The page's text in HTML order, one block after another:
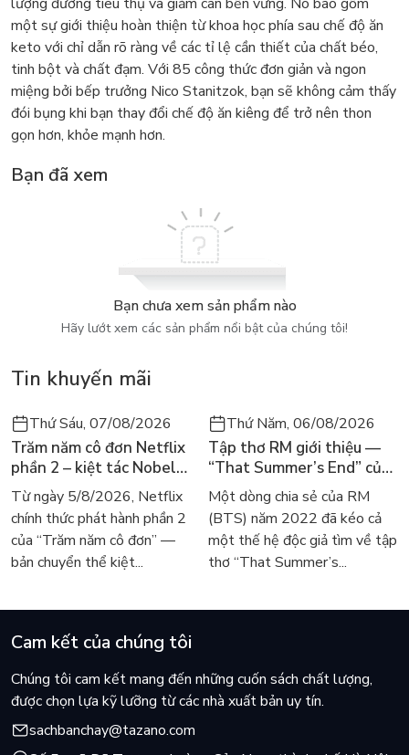
một sự giới thiệu hoàn thiện từ khoa học phía sau chế độ ăn
keto với chỉ dẫn rõ ràng về các tỉ lệ cần thiết của chất béo,
tinh bột và chất đạm. Với 85 công thức đơn giản và ngon
miệng bởi bếp trưởng Nico Stanitzok, bạn sẽ không cảm thấy
đói bụng khi bạn thay đổi chế độ ăn kiêng để trở nên thon
gọn hơn, khỏe mạnh hơn.
Bạn đã xem
Bạn chưa xem sản phẩm nào
Hãy lướt xem các sản phẩm nổi bật của chúng tôi!
Tin khuyến mãi
Thứ Sáu, 07/08/2026
Trăm năm cô đơn Netflix
phần 2 – kiệt tác Nobel
trở lại màn ảnh, dòng
người tìm đọc lại García
Márquez
Từ ngày 5/8/2026, Netflix
chính thức phát hành phần 2
của “Trăm năm cô đơn” —
bản chuyển thể kiệt...
Thứ Năm, 06/08/2026
Tập thơ RM giới thiệu —
“That Summer’s End” của
Lee Seong-bok ra mắt bản
tiếng Anh sau 4 năm gây
sốt
Một dòng chia sẻ của RM
(BTS) năm 2022 đã kéo cả
một thế hệ độc giả tìm về tập
thơ “That Summer’s...
Cam kết của chúng tôi
Chúng tôi cam kết mang đến những cuốn sách chất lượng,
được chọn lựa kỹ lưỡng từ các nhà xuất bản uy tín.
sachbanchay@tazano.com